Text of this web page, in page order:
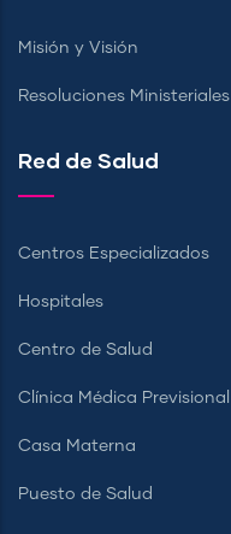
Misión y Visión
Resoluciones Ministeriales
Red de Salud
Centros Especializados
Hospitales
Centro de Salud
Clínica Médica Previsional
Casa Materna
Puesto de Salud